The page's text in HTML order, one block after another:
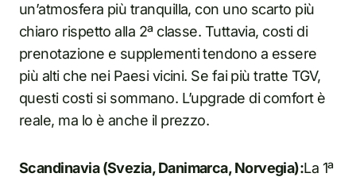
un’atmosfera più tranquilla, con uno scarto più
chiaro rispetto alla 2ª classe. Tuttavia, costi di
prenotazione e supplementi tendono a essere
più alti che nei Paesi vicini. Se fai più tratte TGV,
questi costi si sommano. L’upgrade di comfort è
reale, ma lo è anche il prezzo.
Scandinavia (Svezia, Danimarca, Norvegia):La 1ª